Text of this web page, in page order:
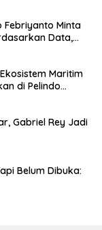
Febriyanto Minta
Data,
Maritim
di Pelindo
Gabriel Rey Jadi
Belum Dibuka: